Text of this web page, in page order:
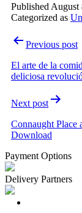
Published August
Categorized as
Post
navigation
Previous post
El arte de la
deliciosa
Next post
Connaught
Download
Payment Options
Delivery Partners